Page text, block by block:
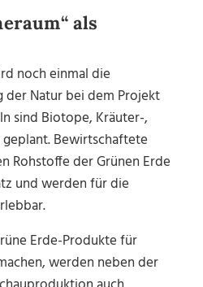
als
noch einmal die
Natur bei dem Projekt
sind Biotope, Kräuter-,
Bewirtschaftete
Rohstoffe der Grünen Erde
und werden für die
Erde-Produkte für
werden neben der